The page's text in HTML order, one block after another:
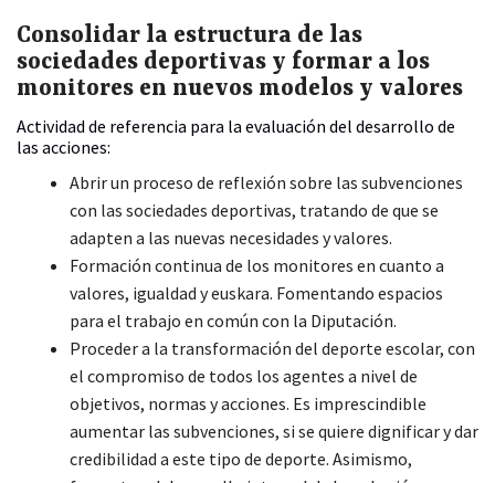
Consolidar la estructura de las
sociedades deportivas y formar a los
monitores en nuevos modelos y valores
Actividad de referencia para la evaluación del desarrollo de
las acciones:
Abrir un proceso de reflexión sobre las subvenciones
con las sociedades deportivas, tratando de que se
adapten a las nuevas necesidades y valores.
Formación continua de los monitores en cuanto a
valores, igualdad y euskara. Fomentando espacios
para el trabajo en común con la Diputación.
Proceder a la transformación del deporte escolar, con
el compromiso de todos los agentes a nivel de
objetivos, normas y acciones. Es imprescindible
aumentar las subvenciones, si se quiere dignificar y dar
credibilidad a este tipo de deporte. Asimismo,